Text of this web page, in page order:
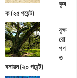
কৃষ
ক (২৫ পয়েন্ট)
বৃক্ষ
রো
পণ
ও
বনায়ন (২০ পয়েন্ট)